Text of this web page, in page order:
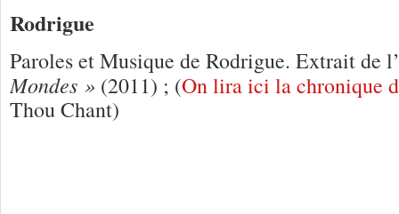
Rodrigue
Paroles et Musique de Rodrigue. Extrait de
Mondes » (2011) ; (On lira ici la chronique
Thou Chant)